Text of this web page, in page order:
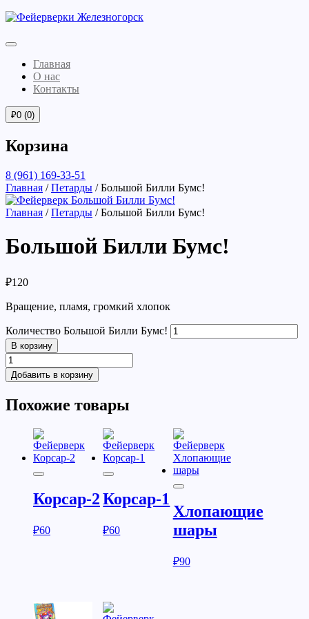
Главная
О нас
Контакты
₽0 (0)
Корзина
8 (961) 169-33-51
Главная /Петарды / Большой Билли Бумс!
Главная /Петарды / Большой Билли Бумс!
Большой Билли Бумс!
₽120
Вращение, пламя, громкий хлопок
Количество Большой Билли Бумс!
В корзину
Добавить в корзину
Похожие товары
Корсар-2
₽60
Корсар-1
₽60
Хлопающие
шары
₽90